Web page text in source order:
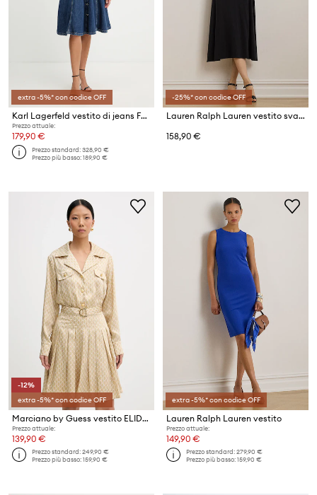
extra -5%* con codice OFF
Karl Lagerfeld vestito di jeans FASHION DENIM
Prezzo attuale:
179,90 €
Prezzo standard:328,90 €
Prezzo più basso:189,90 €
-25%* con codice OFF
Lauren Ralph Lauren vestito svasato con cotone
158,90 €
-12%
extra -5%* con codice OFF
Marciano by Guess vestito ELIDA
Prezzo attuale:
139,90 €
Prezzo standard:249,90 €
Prezzo più basso:159,90 €
extra -5%* con codice OFF
Lauren Ralph Lauren vestito
Prezzo attuale:
149,90 €
Prezzo standard:279,90 €
Prezzo più basso:159,90 €